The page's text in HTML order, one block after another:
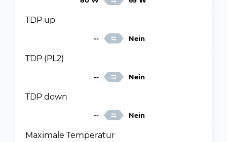
TDP up
-- Nein
TDP (PL2)
-- Nein
TDP down
-- Nein
Maximale Temperatur